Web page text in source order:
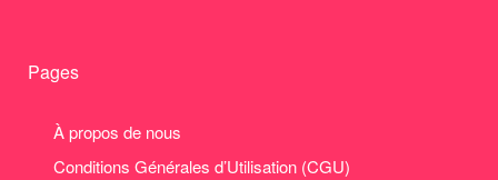
Pages
À propos de nous
Conditions Générales d’Utilisation (CGU)